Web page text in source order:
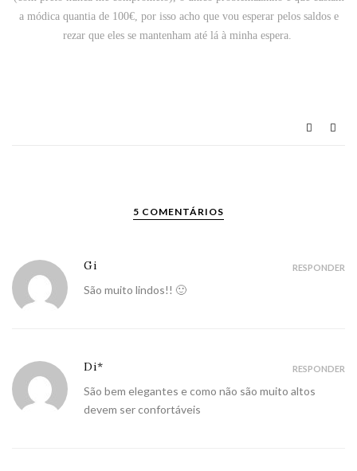
a módica quantia de 100€, por isso acho que vou esperar pelos saldos e
rezar que eles se mantenham até lá à minha espera.
5 COMENTÁRIOS
Gi
São muito lindos!! 🙂
RESPONDER
Di*
São bem elegantes e como não são muito altos
devem ser confortáveis
RESPONDER